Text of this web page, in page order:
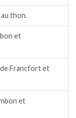
thon.
et
de Francfort et
et